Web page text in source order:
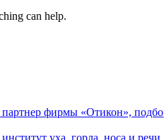
can help.
фирмы «Отикон»,
уха, горла, носа и речи